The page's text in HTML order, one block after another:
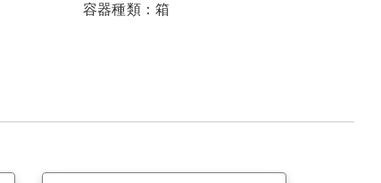
容器種類：箱